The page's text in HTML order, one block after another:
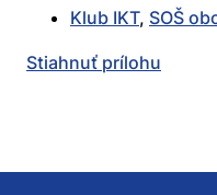
Klub IKT, SOŠ
Stiahnuť prílohu